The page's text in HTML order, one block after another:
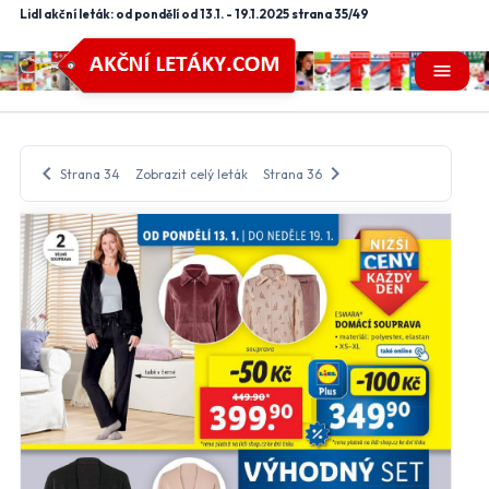
Lidl akční leták: od pondělí od 13.1. - 19.1.2025 strana 35/49
menu
chevron_left Strana 34 Zobrazit celý leták Strana 36chevron_right